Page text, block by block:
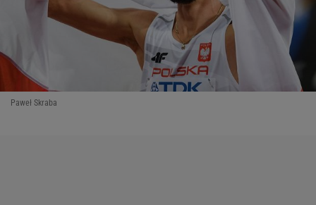
Paweł Skraba